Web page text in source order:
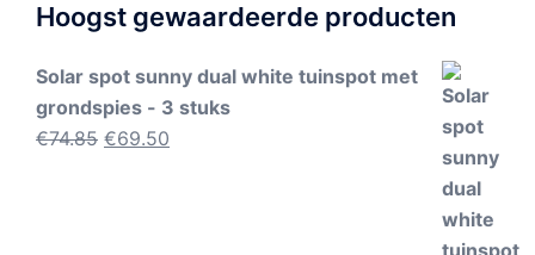
Hoogst gewaardeerde producten
Solar spot sunny dual white tuinspot met
grondspies - 3 stuks
€74.85 Oorspronkelijke
€69.50